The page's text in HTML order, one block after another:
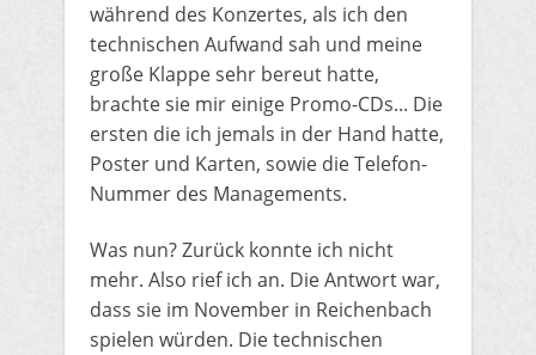
während des Konzertes, als ich den
technischen Aufwand sah und meine
große Klappe sehr bereut hatte,
brachte sie mir einige Promo-CDs... Die
ersten die ich jemals in der Hand hatte,
Poster und Karten, sowie die Telefon-
Nummer des Managements.
​Was nun? Zurück konnte ich nicht
mehr. Also rief ich an. Die Antwort war,
dass sie im November in Reichenbach
spielen würden. Die technischen